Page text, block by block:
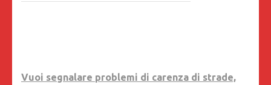
Vuoi segnalare problemi di carenza di strade,